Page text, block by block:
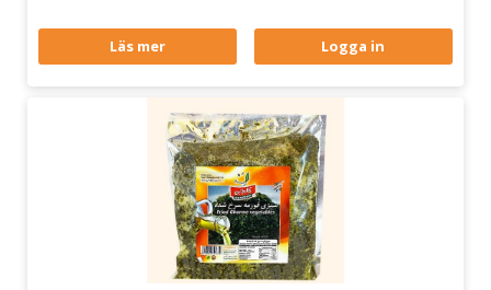
Läs mer Logga in